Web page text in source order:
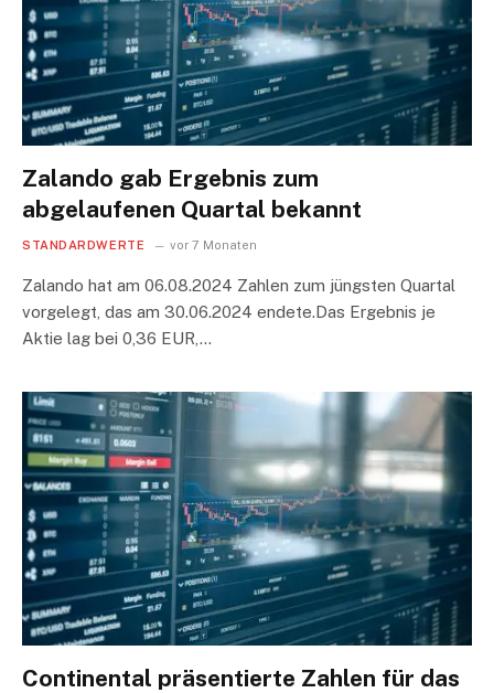
Zalando gab Ergebnis zum
abgelaufenen Quartal bekannt
STANDARDWERTE vor 7 Monaten
Zalando hat am 06.08.2024 Zahlen zum jüngsten Quartal
vorgelegt, das am 30.06.2024 endete.Das Ergebnis je
Aktie lag bei 0,36 EUR,…
Continental präsentierte Zahlen für das